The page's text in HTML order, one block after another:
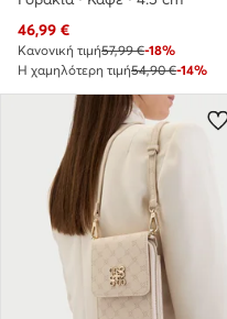
Τρέχουσα τιμή
46,99 €
Κανονική τιμή57,99 €-18%
Η χαμηλότερη τιμή54,90 €-14%